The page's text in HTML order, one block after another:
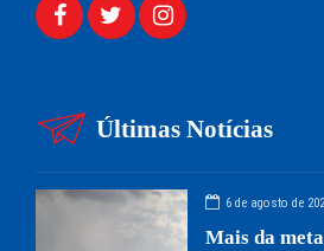
Últimas Notícias
6 de agosto de
Mais da